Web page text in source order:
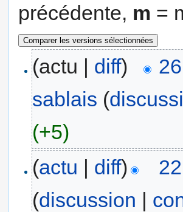
précédente, m =
(actu | diff)
sablais (
(+5)
(actu | diff)
(discussion |